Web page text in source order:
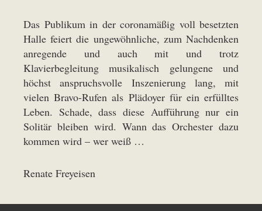
Das Publikum in der coronamäßig voll besetzten
Halle feiert die ungewöhnliche, zum Nachdenken
anregende und auch mit und trotz
Klavierbegleitung musikalisch gelungene und
höchst anspruchsvolle Inszenierung lang, mit
vielen Bravo-Rufen als Plädoyer für ein erfülltes
Leben. Schade, dass diese Aufführung nur ein
Solitär bleiben wird. Wann das Orchester dazu
kommen wird – wer weiß …
Renate Freyeisen